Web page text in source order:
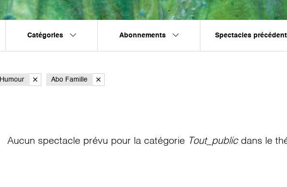
Catégories Abonnements Spectacles
Humour Abo Famille
Aucun spectacle prévu pour la catégorie Tout_publicdans le